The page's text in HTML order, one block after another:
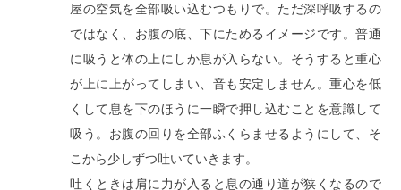
屋の空気を全部吸い込むつもりで。ただ深呼吸するの
ではなく、お腹の底、下にためるイメージです。普通
に吸うと体の上にしか息が入らない。そうすると重心
が上に上がってしまい、音も安定しません。重心を低
くして息を下のほうに一瞬で押し込むことを意識して
吸う。お腹の回りを全部ふくらませるようにして、そ
こから少しずつ吐いていきます。
吐くときは肩に力が入ると息の通り道が狭くなるので